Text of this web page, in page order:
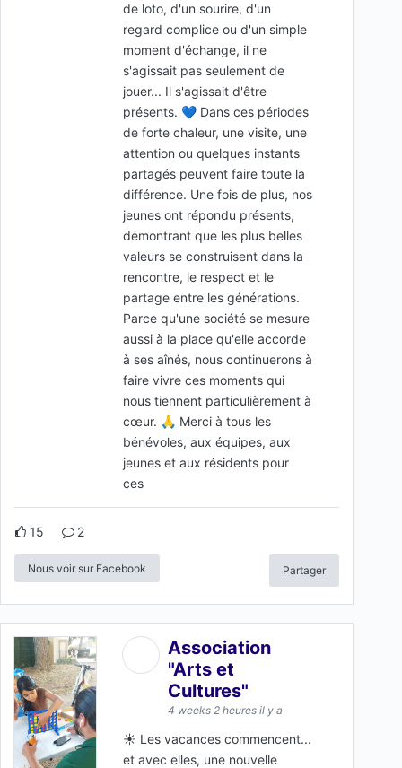
de loto, d'un sourire, d'un
regard complice ou d'un simple
moment d'échange, il ne
s'agissait pas seulement de
jouer... Il s'agissait d'être
présents. 💙 Dans ces périodes
de forte chaleur, une visite, une
attention ou quelques instants
partagés peuvent faire toute la
différence. Une fois de plus, nos
jeunes ont répondu présents,
démontrant que les plus belles
valeurs se construisent dans la
rencontre, le respect et le
partage entre les générations.
Parce qu'une société se mesure
aussi à la place qu'elle accorde
à ses aînés, nous continuerons à
faire vivre ces moments qui
nous tiennent particulièrement à
cœur. 🙏 Merci à tous les
bénévoles, aux équipes, aux
jeunes et aux résidents pour
ces
15 2
Nous voir sur Facebook Partager
Association
"Arts et
Cultures"
4 weeks 2 heures il y a
☀️ Les vacances commencent...
et avec elles, une nouvelle